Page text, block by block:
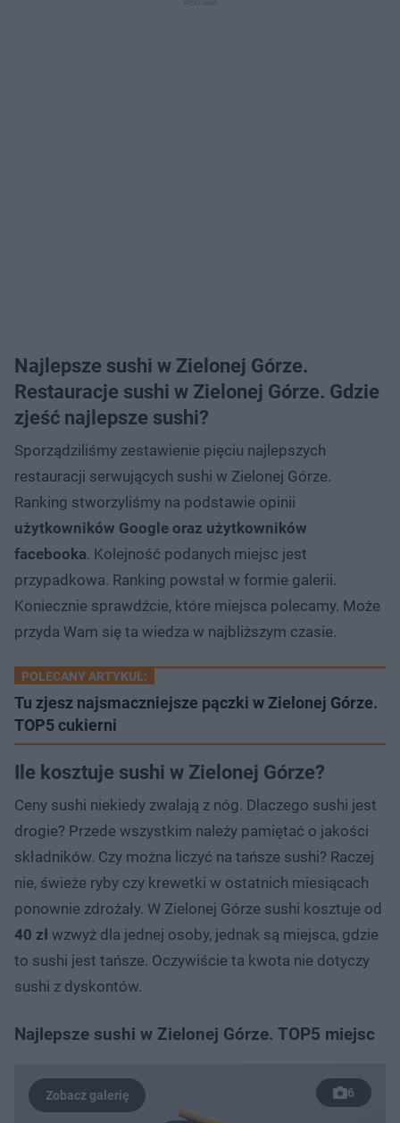
Najlepsze sushi w Zielonej Górze.
Restauracje sushi w Zielonej Górze. Gdzie
zjeść najlepsze sushi?
Sporządziliśmy zestawienie pięciu najlepszych
restauracji serwujących sushi w Zielonej Górze.
Ranking stworzyliśmy na podstawie opinii
użytkowników Google oraz użytkowników
facebooka. Kolejność podanych miejsc jest
przypadkowa. Ranking powstał w formie galerii.
Koniecznie sprawdźcie, które miejsca polecamy. Może
przyda Wam się ta wiedza w najbliższym czasie.
POLECANY ARTYKUŁ:
Tu zjesz najsmaczniejsze pączki w Zielonej Górze.
TOP5 cukierni
Ile kosztuje sushi w Zielonej Górze?
Ceny sushi niekiedy zwalają z nóg. Dlaczego sushi jest
drogie? Przede wszystkim należy pamiętać o jakości
składników. Czy można liczyć na tańsze sushi? Raczej
nie, świeże ryby czy krewetki w ostatnich miesiącach
ponownie zdrożały. W Zielonej Górze sushi kosztuje od
40 zł wzwyż dla jednej osoby, jednak są miejsca, gdzie
to sushi jest tańsze. Oczywiście ta kwota nie dotyczy
sushi z dyskontów.
Najlepsze sushi w Zielonej Górze. TOP5 miejsc
6